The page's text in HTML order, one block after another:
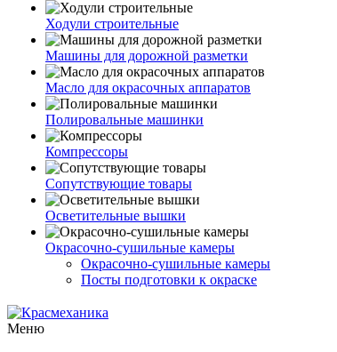
Ходули строительные
Машины для дорожной разметки
Масло для окрасочных аппаратов
Полировальные машинки
Компрессоры
Сопутствующие товары
Осветительные вышки
Окрасочно-сушильные камеры
Окрасочно-сушильные камеры
Посты подготовки к окраске
Меню